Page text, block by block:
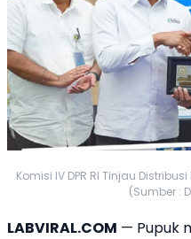
Komisi IV DPR RI Tinjau
(Sumber :
LABVIRAL.COM — Pupuk